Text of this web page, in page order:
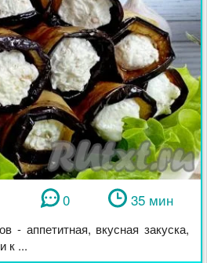
0 35 мин
- аппетитная, вкусная закуска,
к ...